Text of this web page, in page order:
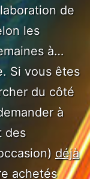
de
les
à…
Si vous êtes
du côté
à
des
déjà
achetés